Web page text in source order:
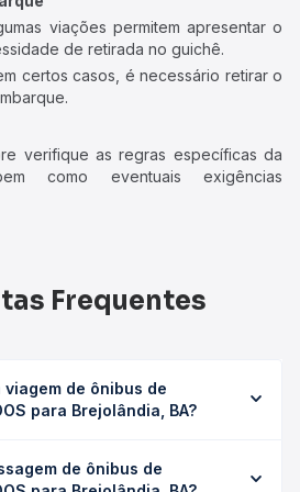
viações permitem apresentar o
de retirada no guichê.
certos casos, é necessário retirar o
verifique as regras específicas da
como eventuais exigências
Frequentes
de ônibus de
para Brejolândia, BA?
média 3h 37min, podendo variar
de ônibus de